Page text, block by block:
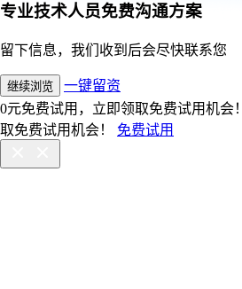
专业技术人员免费沟通方案
留下信息，我们收到后会尽快联系您
继续浏览
一键留资
0元免费试用，立即领取免费试用机会！
取免费试用机会！
免费试用